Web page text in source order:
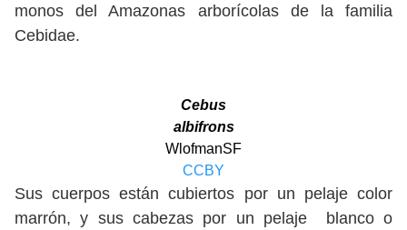
monos del Amazonas arborícolas de la familia
Cebidae.
Cebus
albifrons
WlofmanSF
CCBY
Sus cuerpos están cubiertos por un pelaje color
marrón, y sus cabezas por un pelaje blanco o